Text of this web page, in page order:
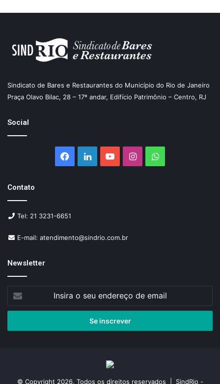
Sindicato de Bares e Restaurantes do Município do Rio de Janeiro
Praça Olavo Bilac, 28 – 17º andar, Edifício Patrimônio – Centro, RJ
Social
Facebook
LinkedinYouTubeInstagramWhatsApp
Contato
Tel: 21 3231-6651
E-mail: atendimento@sindrio.com.br
Newsletter
seu
de
© Copyright 2026, Todos os direitos reservados | SindRio -